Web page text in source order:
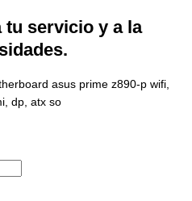
tu servicio y a la
asus prime z890-p wifi,
dp, atx so